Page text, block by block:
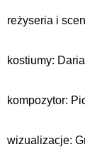
reżyseria i
kostiumy:
kompozytor:
wizualizacje: